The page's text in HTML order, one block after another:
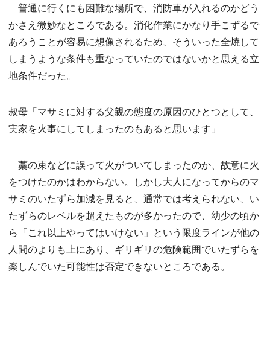
普通に行くにも困難な場所で、消防車が入れるのかどう
かさえ微妙なところである。消化作業にかなり手こずるで
あろうことが容易に想像されるため、そういった全焼して
しまうような条件も重なっていたのではないかと思える立
地条件だった。
叔母「マサミに対する父親の態度の原因のひとつとして、
実家を火事にしてしまったのもあると思います」
藁の束などに誤って火がついてしまったのか、故意に火
をつけたのかはわからない。しかし大人になってからのマ
サミのいたずら加減を見ると、通常では考えられない、い
たずらのレベルを超えたものが多かったので、幼少の頃か
ら「これ以上やってはいけない」という限度ラインが他の
人間のよりも上にあり、ギリギリの危険範囲でいたずらを
楽しんでいた可能性は否定できないところである。